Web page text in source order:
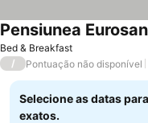
Bed & Breakfast
Pensiunea
/ Pontuação não disponível
Selecione as datas
exatos.